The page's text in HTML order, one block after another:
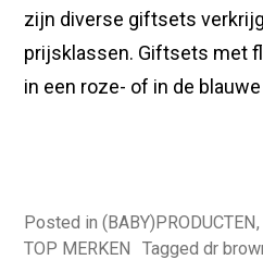
zijn diverse giftsets
prijsklassen. Giftsets met
in een roze- of in de
Posted in(BABY)PRODUCTEN
TOP MERKEN
Taggeddr